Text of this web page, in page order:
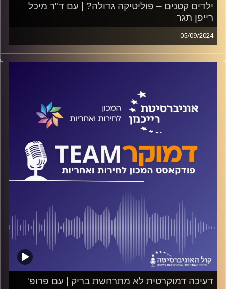
ילדים קטנים – פוליטיקה גדולה? | עם ד"ר מיכל
רייפן תגר
05/09/2024
פודקאסט המכון לחירות ואחריות באוניברסיטת רייכמן
מתי מתחילה המודעות הפוליטית אצל ילדים? מי הכי משפיע
לדמוקרטיה? על כל אלה ועוד ישוחח ד"ר חיים וייצמן עם ד"ר
מיכל רייפן תגר
המכון לחירות ואחריות
דעיכה דמוקרטית לא מתרחשת בריק | עם פרופ'